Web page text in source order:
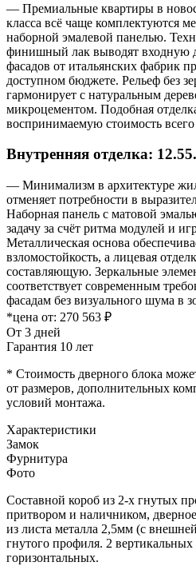
— Премиальные квартиры в
класса всё чаще комплектуются
наборной эмалевой панелью.
финишный лак выводят входную
фасадов от итальянских фабрик
доступном бюджете. Рельеф без
гармонирует с натуральным
микроцементом. Подобная
воспринимаемую стоимость всего
Внутренняя отделка:
— Минимализм в архитектуре
отменяет потребности в
Наборная панель с матовой
задачу за счёт ритма модулей и
Металлическая основа
взломостойкость, а лицевая
составляющую. Зеркальные
соответствует современным
фасадам без визуального шума в
*цена от: 270 563 ₽
От 3 дней
Гарантия 10 лет
* Стоимость дверного блока
от размеров, дополнительных
условий монтажа.
Характеристики
Замок
Фурнитура
Фото
Составной короб из 2-х гнутых
притвором и наличником,
из листа металла 2,5мм (с
гнутого профиля. 2 вертикальных
горизонтальных.